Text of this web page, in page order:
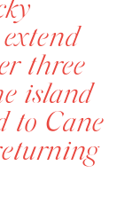
three
island
to Cane